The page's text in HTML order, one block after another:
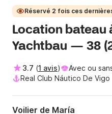
Réservé 2 fois ces
Location bateau
Yachtbau — 38
3.7 (1 avis) Avec ou
Real Club Náutico De Vigo
Voilier de María